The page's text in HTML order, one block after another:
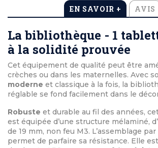
EN SAVOIR + AVIS
La bibliothèque - 1
à la solidité prouvée
Cet équipement de qualité peut être
crèches ou dans les maternelles. Avec
moderne et classique à la fois, la
réglable se fond facilement dans le
Robuste et durable au fil des années,
est équipée d’une structure mélaminé,
de 19 mm, non feu M3. L’assemblage
permet de parfaire sa résistance. Elle